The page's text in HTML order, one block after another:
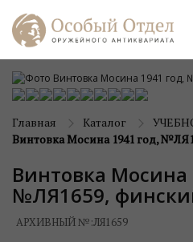
Главная Каталог
Винтовка Мосина 1941 год,
Винтовка Мосина
№ЛЯ1659,
АРХИВНЫЙ №:ЛЯ1659